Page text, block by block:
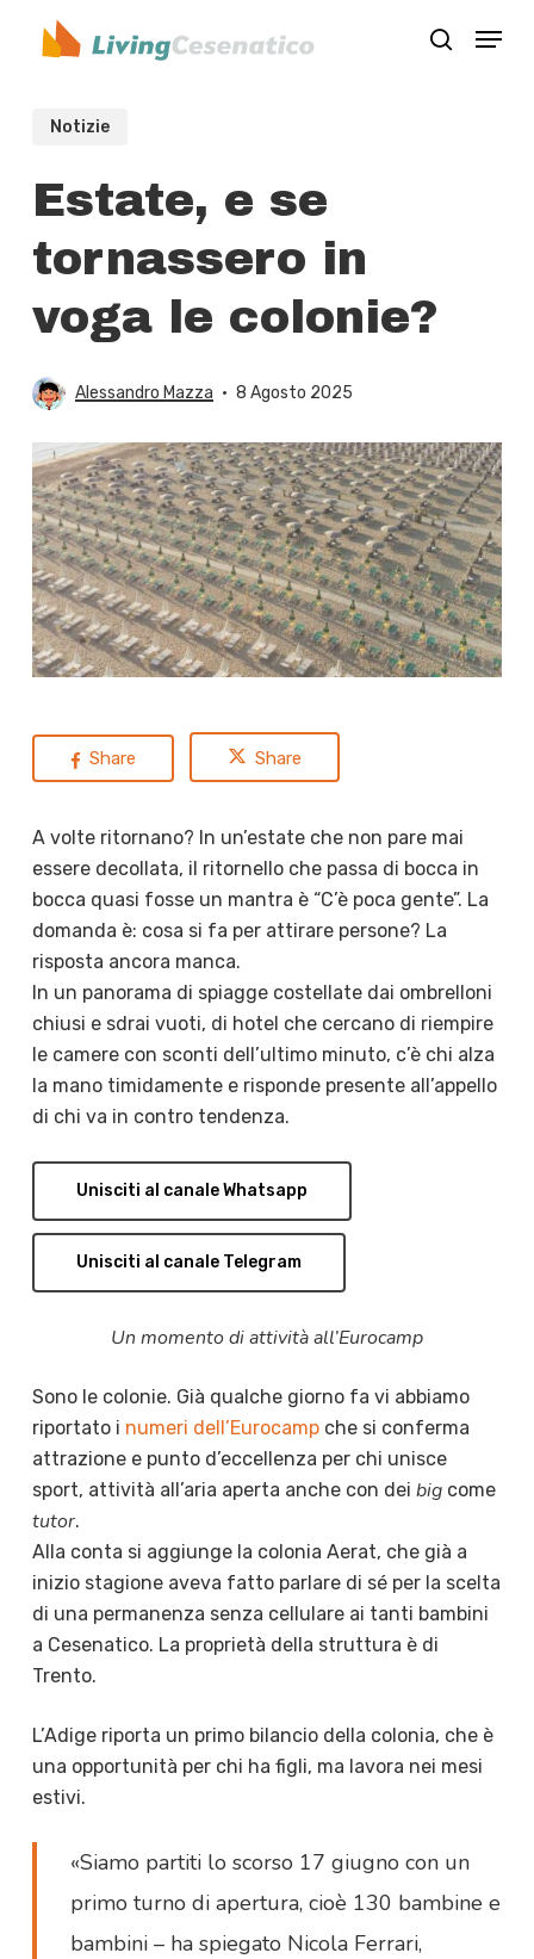
search
Menu
Notizie
Estate, e se
tornassero in
voga le colonie?
Alessandro Mazza 8 Agosto 2025
Share Share
A volte ritornano? In un’estate che non pare mai
essere decollata, il ritornello che passa di bocca in
bocca quasi fosse un mantra è “C’è poca gente”. La
domanda è: cosa si fa per attirare persone? La
risposta ancora manca.
In un panorama di spiagge costellate dai ombrelloni
chiusi e sdrai vuoti, di hotel che cercano di riempire
le camere con sconti dell’ultimo minuto, c’è chi alza
la mano timidamente e risponde presente all’appello
di chi va in contro tendenza.
Unisciti al canale Whatsapp
Unisciti al canale Telegram
Un momento di attività all’Eurocamp
Sono le colonie. Già qualche giorno fa vi abbiamo
riportato i numeri dell’Eurocampche si conferma
attrazione e punto d’eccellenza per chi unisce
sport, attività all’aria aperta anche con dei bigcome
tutor.
Alla conta si aggiunge la colonia Aerat, che già a
inizio stagione aveva fatto parlare di sé per la scelta
di una permanenza senza cellulare ai tanti bambini
a Cesenatico. La proprietà della struttura è di
Trento.
L’Adige riporta un primo bilancio della colonia, che è
una opportunità per chi ha figli, ma lavora nei mesi
estivi.
«Siamo partiti lo scorso 17 giugno con un
primo turno di apertura, cioè 130 bambine e
bambini – ha spiegato Nicola Ferrari,